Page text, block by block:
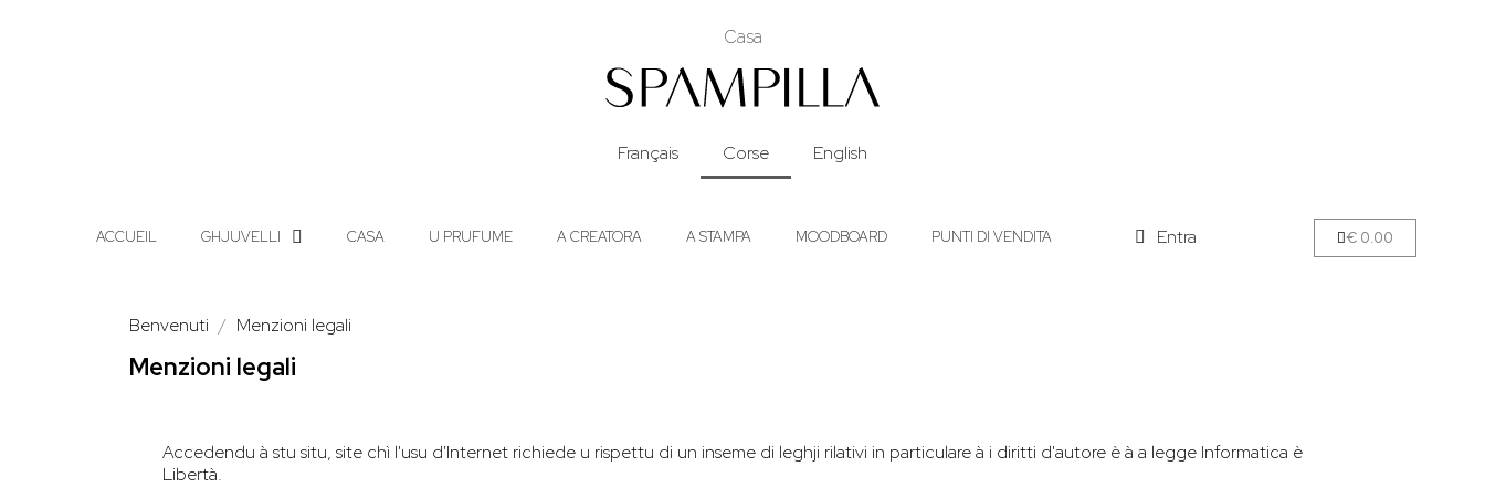
Casa
Français Corse English
ACCUEIL GHJUVELLI CASA U PRUFUME A CREATORA A STAMPA MOODBOARD PUNTI DI VENDITA Entra € 0.00
Benvenuti Menzioni legali
Menzioni legali
Accedendu à stu situ, site chì l'usu d'Internet richiede u rispettu di un inseme di leghji rilativi in particulare à i diritti d'autore è à a legge Informatica è
Libertà.